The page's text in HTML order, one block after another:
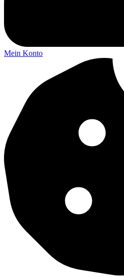
Mein Konto